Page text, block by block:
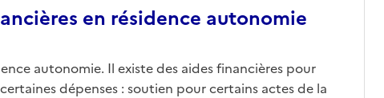
en résidence autonomie
autonomie. Il existe des aides financières pour
dépenses : soutien pour certains actes de la